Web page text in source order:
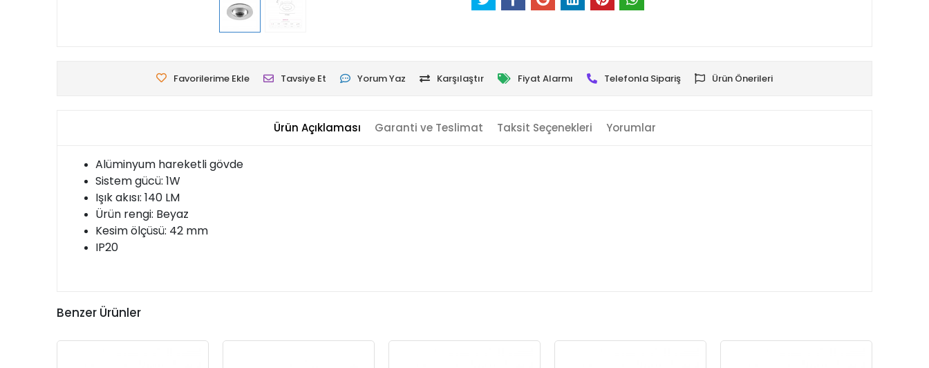
Favorilerime Ekle Tavsiye Et Yorum Yaz Karşılaştır Fiyat Alarmı Telefonla Sipariş Ürün Önerileri
Ürün Açıklaması Garanti ve Teslimat Taksit Seçenekleri Yorumlar
Alüminyum hareketli gövde
Sistem gücü: 1W
Işık akısı: 140 LM
Ürün rengi: Beyaz
Kesim ölçüsü: 42 mm
IP20
Benzer Ürünler